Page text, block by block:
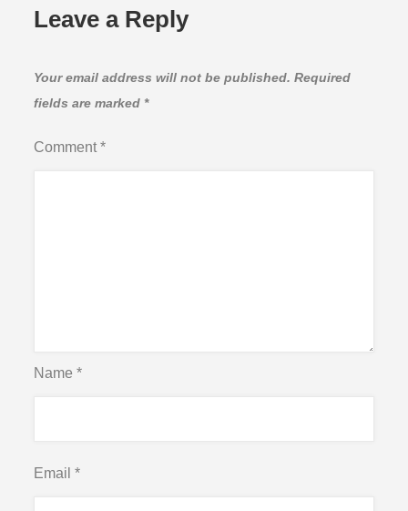
Leave a Reply
Your email address will not be published. Required
fields are marked *
Comment*
Name*
Email*